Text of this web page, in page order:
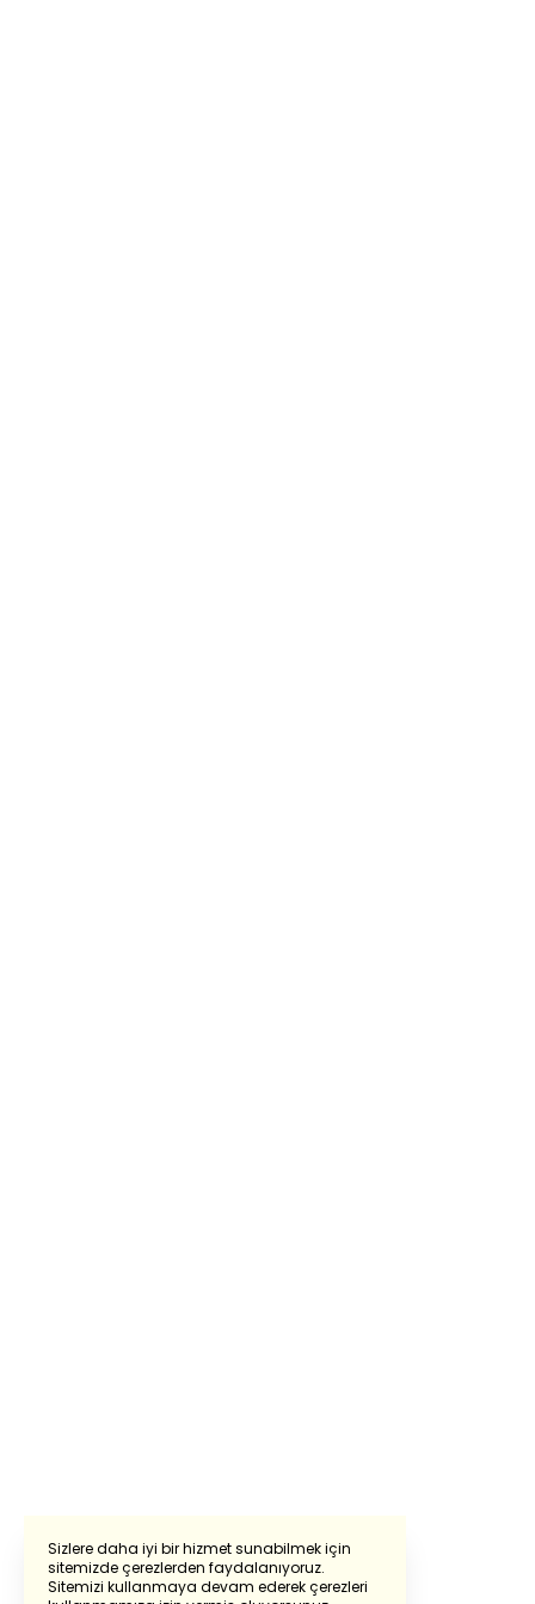
Sizlere daha iyi bir hizmet sunabilmek için
sitemizde çerezlerden faydalanıyoruz.
Sitemizi kullanmaya devam ederek çerezleri
Powered by Translate